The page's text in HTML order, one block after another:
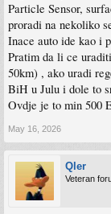
Particle Sensor,
proradi na nekoliko
Inace auto ide kao i
Pratim da li ce
50km) , ako uradi
BiH u Julu i dole to
Ovdje je to min 500
May 16, 2026
Qler
Veteran